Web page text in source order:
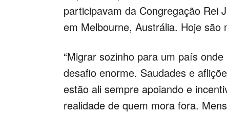
participavam da Congregação Rei
em Melbourne, Austrália. Hoje
“Migrar sozinho para um país
desafio enorme. Saudades e
estão ali sempre apoiando e
realidade de quem mora fora.